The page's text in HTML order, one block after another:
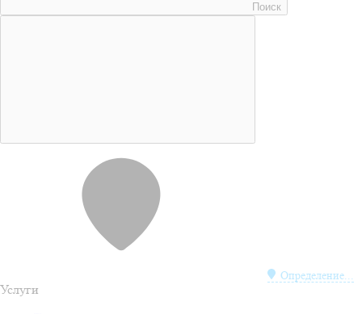
Поиск
Определение...
Услуги